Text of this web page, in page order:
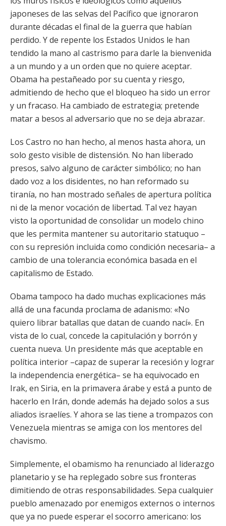
japoneses de las selvas del Pacífico que ignoraron
durante décadas el final de la guerra que habían
perdido. Y de repente los Estados Unidos le han
tendido la mano al castrismo para darle la bienvenida
a un mundo y a un orden que no quiere aceptar.
Obama ha pestañeado por su cuenta y riesgo,
admitiendo de hecho que el bloqueo ha sido un error
y un fracaso. Ha cambiado de estrategia; pretende
matar a besos al adversario que no se deja abrazar.
Los Castro no han hecho, al menos hasta ahora, un
solo gesto visible de distensión. No han liberado
presos, salvo alguno de carácter simbólico; no han
dado voz a los disidentes, no han reformado su
tiranía, no han mostrado señales de apertura política
ni de la menor vocación de libertad. Tal vez hayan
visto la oportunidad de consolidar un modelo chino
que les permita mantener su autoritario statuquo –
con su represión incluida como condición necesaria– a
cambio de una tolerancia económica basada en el
capitalismo de Estado.
Obama tampoco ha dado muchas explicaciones más
allá de una facunda proclama de adanismo: «No
quiero librar batallas que datan de cuando nací». En
vista de lo cual, concede la capitulación y borrón y
cuenta nueva. Un presidente más que aceptable en
política interior –capaz de superar la recesión y lograr
la independencia energética– se ha equivocado en
Irak, en Siria, en la primavera árabe y está a punto de
hacerlo en Irán, donde además ha dejado solos a sus
aliados israelíes. Y ahora se las tiene a trompazos con
Venezuela mientras se amiga con los mentores del
chavismo.
Simplemente, el obamismo ha renunciado al liderazgo
planetario y se ha replegado sobre sus fronteras
dimitiendo de otras responsabilidades. Sepa cualquier
pueblo amenazado por enemigos externos o internos
que ya no puede esperar el socorro americano: los